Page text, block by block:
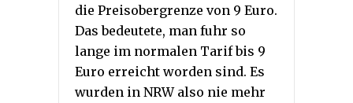
die Preisobergrenze von 9 Euro.
Das bedeutete, man fuhr so
lange im normalen Tarif bis 9
Euro erreicht worden sind. Es
wurden in NRW also nie mehr